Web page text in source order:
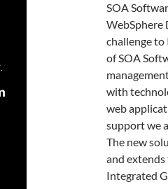
SOA
WebSphere
challenge to
of SOA
with
web
support we
The new
and
Integrated